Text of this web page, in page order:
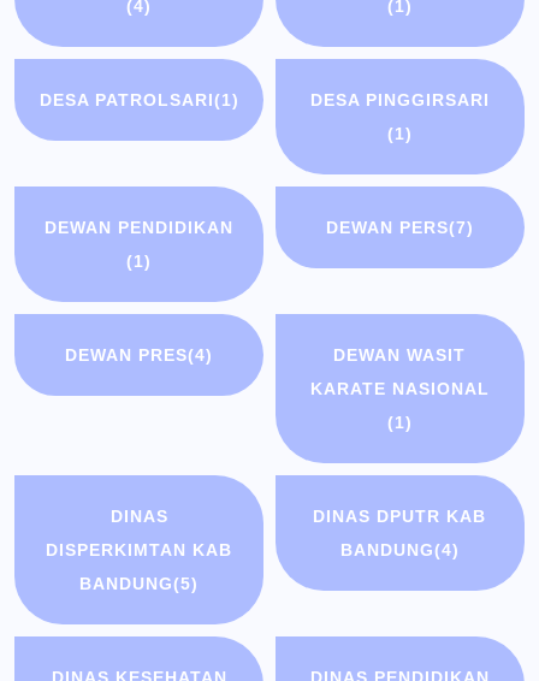
(4) (1)
DESA PATROLSARI(1)
DESA PINGGIRSARI
(1)
DEWAN PENDIDIKAN
(1)
DEWAN PERS(7)
DEWAN PRES(4)
DEWAN WASIT
KARATE NASIONAL
(1)
DINAS
DISPERKIMTAN KAB
BANDUNG(5)
DINAS DPUTR KAB
BANDUNG(4)